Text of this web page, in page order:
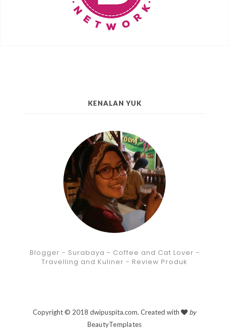
KENALAN YUK
Blogger - Surabaya - Coffee and Cat Lover -
Travelling and Kuliner - Review Produk
Copyright © 2018 dwipuspita.com. Created with
by
BeautyTemplates